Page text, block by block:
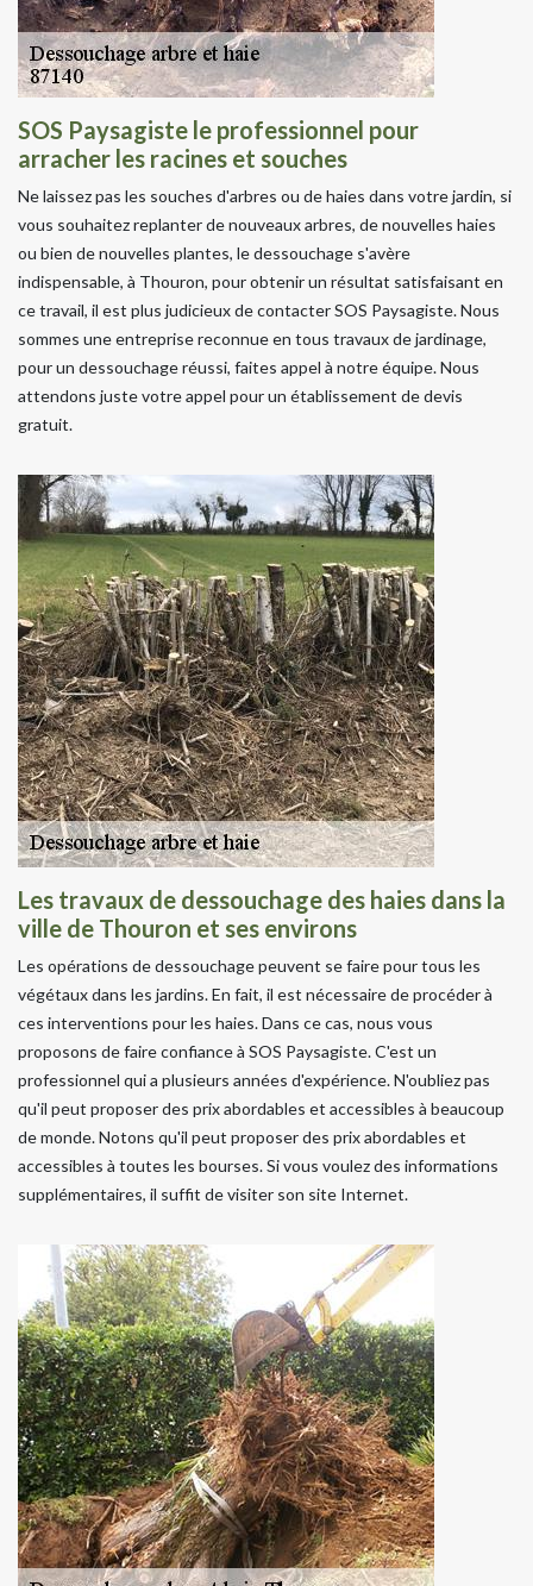
SOS Paysagiste le professionnel pour
arracher les racines et souches
Ne laissez pas les souches d'arbres ou de haies dans votre jardin, si
vous souhaitez replanter de nouveaux arbres, de nouvelles haies
ou bien de nouvelles plantes, le dessouchage s'avère
indispensable, à Thouron, pour obtenir un résultat satisfaisant en
ce travail, il est plus judicieux de contacter SOS Paysagiste. Nous
sommes une entreprise reconnue en tous travaux de jardinage,
pour un dessouchage réussi, faites appel à notre équipe. Nous
attendons juste votre appel pour un établissement de devis
gratuit.
Les travaux de dessouchage des haies dans la
ville de Thouron et ses environs
Les opérations de dessouchage peuvent se faire pour tous les
végétaux dans les jardins. En fait, il est nécessaire de procéder à
ces interventions pour les haies. Dans ce cas, nous vous
proposons de faire confiance à SOS Paysagiste. C'est un
professionnel qui a plusieurs années d'expérience. N'oubliez pas
qu'il peut proposer des prix abordables et accessibles à beaucoup
de monde. Notons qu'il peut proposer des prix abordables et
accessibles à toutes les bourses. Si vous voulez des informations
supplémentaires, il suffit de visiter son site Internet.